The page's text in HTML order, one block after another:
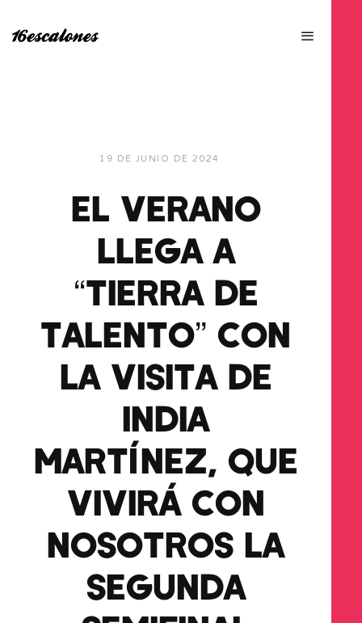
19 DE JUNIO DE 2024
EL VERANO
LLEGA A
“TIERRA DE
TALENTO” CON
LA VISITA DE
INDIA
MARTÍNEZ, QUE
VIVIRÁ CON
NOSOTROS LA
SEGUNDA